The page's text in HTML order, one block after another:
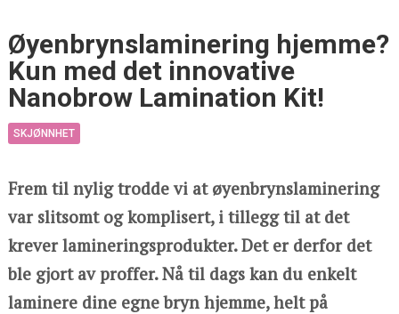
Øyenbrynslaminering hjemme?
Kun med det innovative
Nanobrow Lamination Kit!
SKJØNNHET
Frem til nylig trodde vi at øyenbrynslaminering
var slitsomt og komplisert, i tillegg til at det
krever lamineringsprodukter. Det er derfor det
ble gjort av proffer. Nå til dags kan du enkelt
laminere dine egne bryn hjemme, helt på